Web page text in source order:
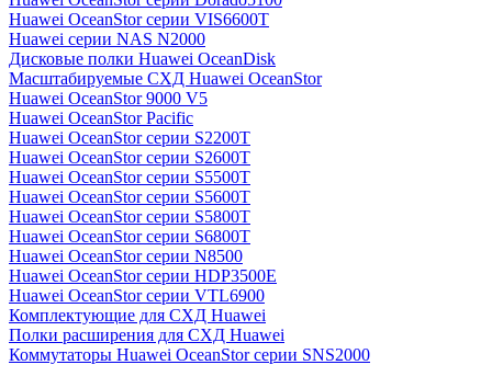
Huawei OceanStor серии VIS6600T
Huawei серии NAS N2000
Дисковые полки Huawei OceanDisk
Масштабируемые СХД Huawei OceanStor
Huawei OceanStor 9000 V5
Huawei OceanStor Pacific
Huawei OceanStor серии S2200T
Huawei OceanStor серии S2600T
Huawei OceanStor серии S5500T
Huawei OceanStor серии S5600T
Huawei OceanStor серии S5800T
Huawei OceanStor серии S6800T
Huawei OceanStor серии N8500
Huawei OceanStor серии HDP3500E
Huawei OceanStor серии VTL6900
Комплектующие для СХД Huawei
Полки расширения для СХД Huawei
Коммутаторы Huawei OceanStor серии SNS2000